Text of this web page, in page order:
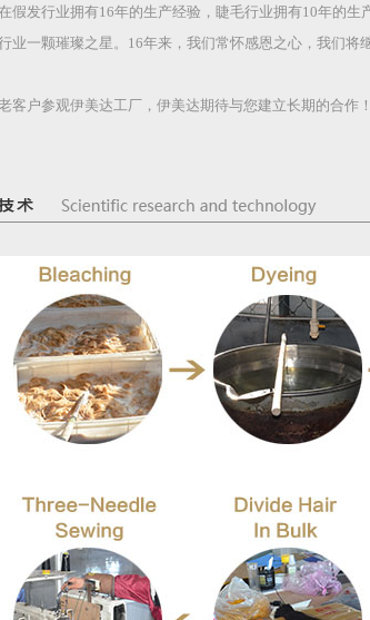
假发行业拥有16年的生产经验，睫毛行业拥有10年的
业一颗璀璨之星。16年来，我们常怀感恩之心，我们将
客户参观伊美达工厂，伊美达期待与您建立长期的合作！